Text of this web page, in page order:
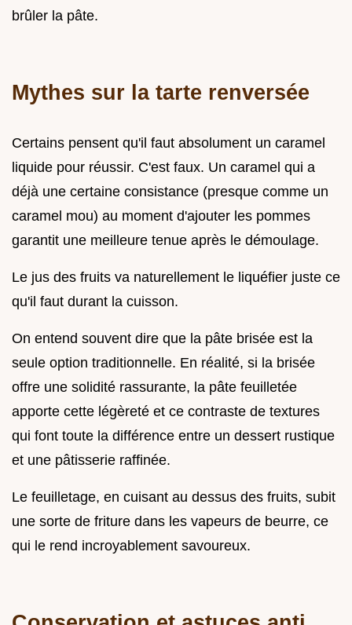
brûler la pâte.
Mythes sur la tarte renversée
Certains pensent qu'il faut absolument un caramel
liquide pour réussir. C'est faux. Un caramel qui a
déjà une certaine consistance (presque comme un
caramel mou) au moment d'ajouter les pommes
garantit une meilleure tenue après le démoulage.
Le jus des fruits va naturellement le liquéfier juste ce
qu'il faut durant la cuisson.
On entend souvent dire que la pâte brisée est la
seule option traditionnelle. En réalité, si la brisée
offre une solidité rassurante, la pâte feuilletée
apporte cette légèreté et ce contraste de textures
qui font toute la différence entre un dessert rustique
et une pâtisserie raffinée.
Le feuilletage, en cuisant au dessus des fruits, subit
une sorte de friture dans les vapeurs de beurre, ce
qui le rend incroyablement savoureux.